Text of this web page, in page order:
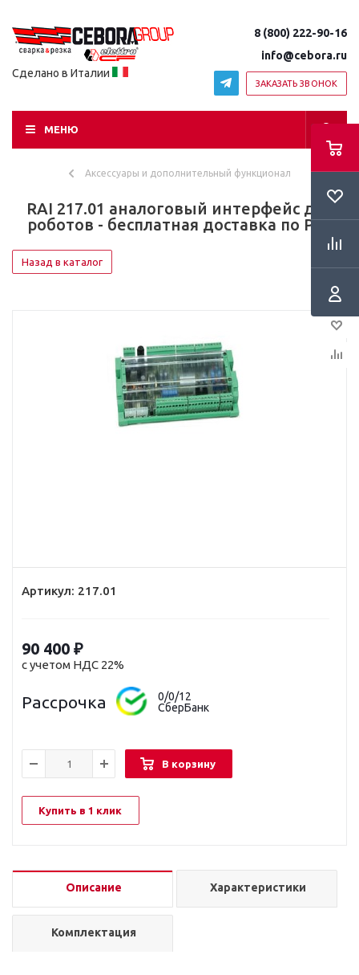
Сделано в Италии
8 (800) 222-90-16
info@cebora.ru
ЗАКАЗАТЬ ЗВОНОК
МЕНЮ
Аксессуары и дополнительный функционал
RAI 217.01 аналоговый интерфейс для
роботов - бесплатная доставка по РФ!
Назад в каталог
Артикул: 217.01
90 400 ₽
с учетом НДС 22%
Рассрочка
0/0/12
СберБанк
В корзину
Купить в 1 клик
Описание Характеристики
Комплектация